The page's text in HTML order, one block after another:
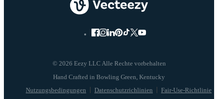
© 2026 Eezy LLC Alle Rechte vorbehalten
Nutzungsbedingungen Datenschutzrichlinien Fair-Use-Richtlinie